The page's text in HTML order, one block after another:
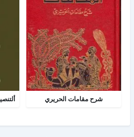
شرح مقامات الحريري